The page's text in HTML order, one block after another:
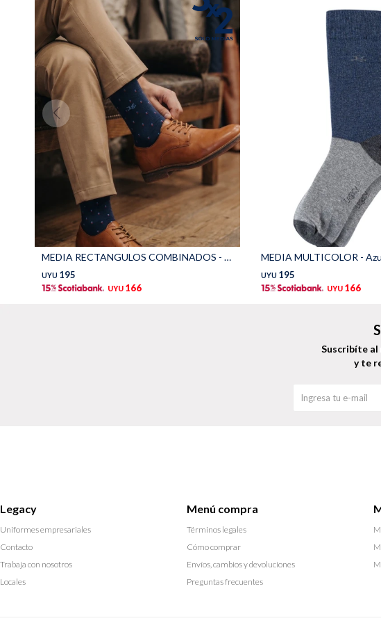
MEDIA RECTANGULOS COMBINADOS - Azul
UYU 195
UYU 166
MEDIA MULTICOLOR -
UYU 195
UYU 166
Legacy
Uniformes empresariales
Contacto
Trabaja con nosotros
Locales
Menú compra
Términos legales
Cómo comprar
Envíos, cambios y devoluciones
Preguntas frecuentes
Suscribíte
y te